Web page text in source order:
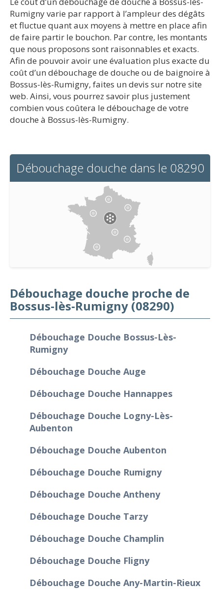
Rumigny varie par rapport à l’ampleur des dégâts
et fluctue quant aux moyens à mettre en place afin
de faire partir le bouchon. Par contre, les montants
que nous proposons sont raisonnables et exacts.
Afin de pouvoir avoir une évaluation plus exacte du
coût d’un débouchage de douche ou de baignoire à
Bossus-lès-Rumigny, faites un devis sur notre site
web. Ainsi, vous pourrez savoir plus justement
combien vous coûtera le débouchage de votre
douche à Bossus-lès-Rumigny.
Débouchage douche dans le 08290
Débouchage douche proche de
Bossus-lès-Rumigny (08290)
Débouchage Douche Bossus-Lès-
Rumigny
Débouchage Douche Auge
Débouchage Douche Hannappes
Débouchage Douche Logny-Lès-
Aubenton
Débouchage Douche Aubenton
Débouchage Douche Rumigny
Débouchage Douche Antheny
Débouchage Douche Tarzy
Débouchage Douche Champlin
Débouchage Douche Fligny
Débouchage Douche Any-Martin-Rieux